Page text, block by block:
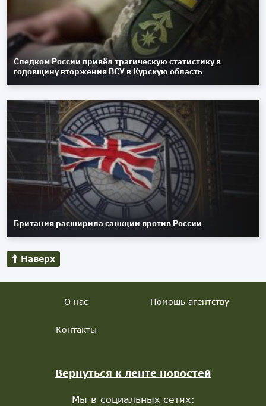
Следком России привёл трагическую статистику в
годовщину вторжения ВСУ в Курскую область
Британия расширила санкции против России
Наверх
О нас Помощь агентству
Контакты
Вернуться к ленте новостей
Мы в социальных сетях: